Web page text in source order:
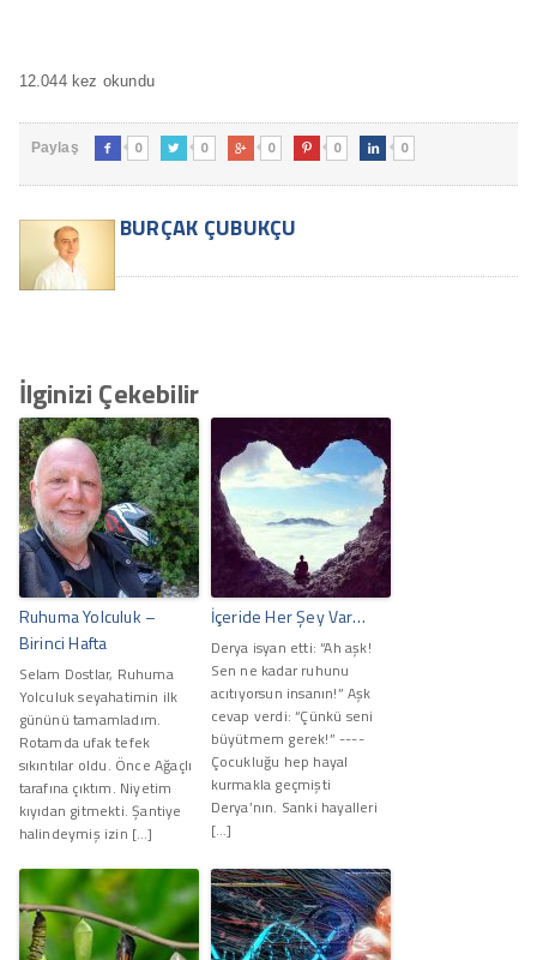
12.044 kez okundu
Paylaş  0  0  0  0  0
BURÇAK ÇUBUKÇU
İlginizi Çekebilir
Ruhuma Yolculuk –
Birinci Hafta
Selam Dostlar, Ruhuma
Yolculuk seyahatimin ilk
gününü tamamladım.
Rotamda ufak tefek
sıkıntılar oldu. Önce Ağaçlı
tarafına çıktım. Niyetim
kıyıdan gitmekti. Şantiye
halindeymiş izin […]
İçeride Her Şey Var…
Derya isyan etti: “Ah aşk!
Sen ne kadar ruhunu
acıtıyorsun insanın!” Aşk
cevap verdi: “Çünkü seni
büyütmem gerek!” ----
Çocukluğu hep hayal
kurmakla geçmişti
Derya’nın. Sanki hayalleri
[…]